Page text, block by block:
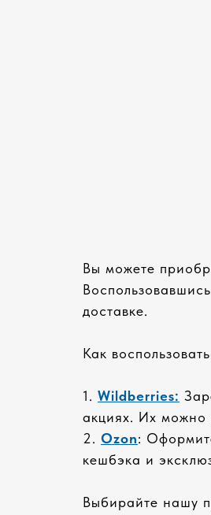
Вы можете
доставке.
Как
1. Wildberries:
акциях. Их можно
2. Ozon:
кешбэка и
Выбирайте нашу